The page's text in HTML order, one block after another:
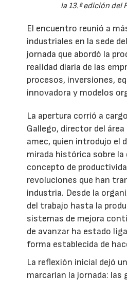
la 13.ª edición del
El encuentro reunió a
industriales en la sede
jornada que abordó la
realidad diaria de las
procesos, inversiones,
innovadora y modelos
La apertura corrió a
Gallego, director del
amec, quien introdujo el
mirada histórica sobre la
concepto de
revoluciones que han
industria. Desde la
del trabajo hasta la
sistemas de mejora
de avanzar ha estado
forma establecida de
La reflexión inicial dejó
marcarían la jornada: las